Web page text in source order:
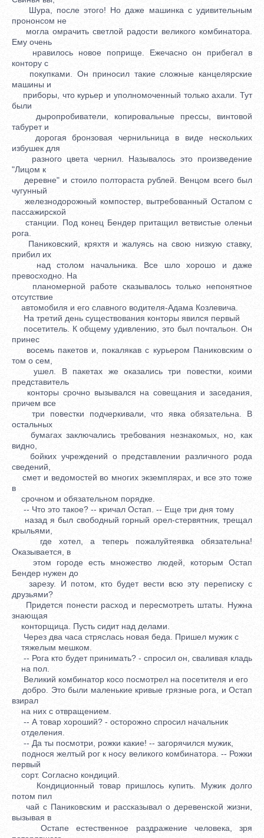
Шура, после этого! Но даже машинка с удивительным
прононсом не
могла омрачить светлой радости великого комбинатора.
Ему очень
нравилось новое поприще. Ежечасно он прибегал в
контору с
покупками. Он приносил такие сложные канцелярские
машины и
приборы, что курьер и уполномоченный только ахали. Тут
были
дыропробиватели, копировальные прессы, винтовой
табурет и
дорогая бронзовая чернильница в виде нескольких
избушек для
разного цвета чернил. Называлось это произведение
"Лицом к
деревне" и стоило полтораста рублей. Венцом всего был
чугунный
железнодорожный компостер, вытребованный Остапом с
пассажирской
станции. Под конец Бендер притащил ветвистые оленьи
рога.
Паниковский, кряхтя и жалуясь на свою низкую ставку,
прибил их
над столом начальника. Все шло хорошо и даже
превосходно. На
планомерной работе сказывалось только непонятное
отсутствие
автомобиля и его славного водителя-Адама Козлевича.
На третий день существования конторы явился первый
посетитель. К общему удивлению, это был почтальон. Он
принес
восемь пакетов и, покалякав с курьером Паниковским о
том о сем,
ушел. В пакетах же оказались три повестки, коими
представитель
конторы срочно вызывался на совещания и заседания,
причем все
три повестки подчеркивали, что явка обязательна. В
остальных
бумагах заключались требования незнакомых, но, как
видно,
бойких учреждений о представлении различного рода
сведений,
смет и ведомостей во многих экземплярах, и все это тоже
в
срочном и обязательном порядке.
-- Что это такое? -- кричал Остап. -- Еще три дня тому
назад я был свободный горный орел-стервятник, трещал
крыльями,
где хотел, а теперь пожалуйтеявка обязательна!
Оказывается, в
этом городе есть множество людей, которым Остап
Бендер нужен до
зарезу. И потом, кто будет вести всю эту переписку с
друзьями?
Придется понести расход и пересмотреть штаты. Нужна
знающая
конторщица. Пусть сидит над делами.
Через два часа стряслась новая беда. Пришел мужик с
тяжелым мешком.
-- Рога кто будет принимать? - спросил он, сваливая кладь
на пол.
Великий комбинатор косо посмотрел на посетителя и его
добро. Это были маленькие кривые грязные рога, и Остап
взирал
на них с отвращением.
-- А товар хороший? - осторожно спросил начальник
отделения.
-- Да ты посмотри, рожки какие! -- загорячился мужик,
поднося желтый рог к носу великого комбинатора. -- Рожки
первый
сорт. Согласно кондиций.
Кондиционный товар пришлось купить. Мужик долго
потом пил
чай с Паниковским и рассказывал о деревенской жизни,
вызывая в
Остапе естественное раздражение человека, зря